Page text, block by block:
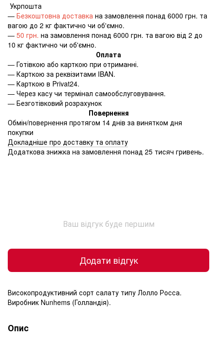
Укрпошта
— Безкоштовна доставка на замовлення понад 6000 грн. та
вагою до 2 кг фактично чи об'ємно.
— 50 грн. на замовлення понад 6000 грн. та вагою від 2 до
10 кг фактично чи об'ємно.
Оплата
— Готівкою або карткою при отриманні.
— Карткою за реквізитами IBAN.
— Карткою в Privat24.
— Через касу чи термінал самообслуговування.
— Безготівковий розрахунок
Повернення
Обмін/повернення протягом 14 днів за винятком дня
покупки
Докладніше про доставку та оплату
Додаткова знижка на замовлення понад 25 тисяч гривень.
Ваш відгук буде першим
Додати відгук
Високопродуктивний сорт салату типу Лолло Росса.
Виробник Nunhems (Голландія).
Опис